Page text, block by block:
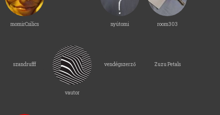
momirCsilics nyútomi room303
szandrufff
vautor
vendégszerző Zuzu Petals